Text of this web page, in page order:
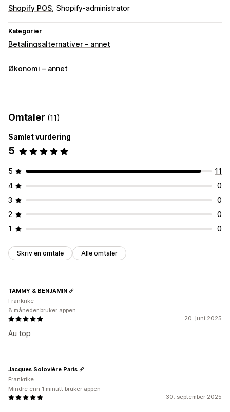
Shopify POS Shopify-administrator
Kategorier
Betalingsalternativer – annet
Økonomi – annet
Omtaler (11)
Samlet vurdering
5
5
11
4
0
3
0
2
0
1
0
Skriv en omtale Alle omtaler
20. juni 2025
Au top
TAMMY & BENJAMIN
Frankrike
8 måneder bruker appen
30. september 2025
Jacques Solovière Paris
Frankrike
Mindre enn 1 minutt bruker appen